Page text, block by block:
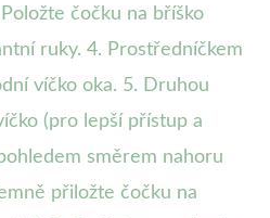
čočku na bříško
ruky. 4. Prostředníčkem
víčko oka. 5. Druhou
(pro lepší přístup a
směrem nahoru
přiložte čočku na